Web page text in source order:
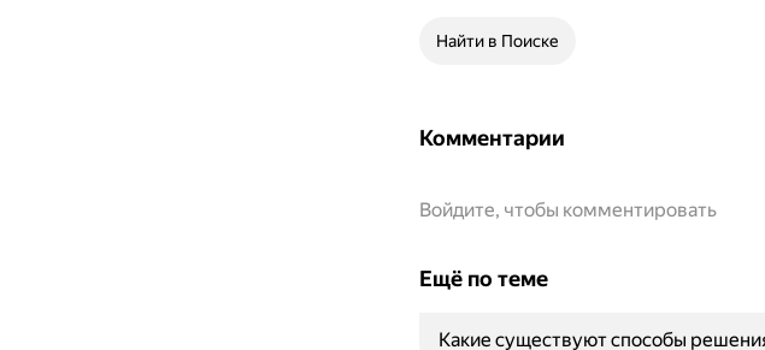
Найти в Поиске
Комментарии
Войдите, чтобы комментировать
Ещё по теме
Какие существуют способы